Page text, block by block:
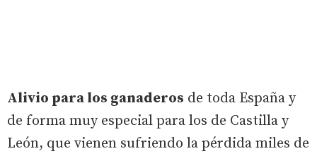
Alivio para los ganaderos de toda España y
de forma muy especial para los de Castilla y
León, que vienen sufriendo la pérdida miles de